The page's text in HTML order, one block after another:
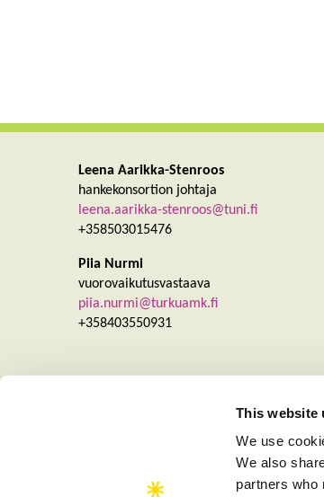
This website
We use
We also
partners who
Leena Aarikka-Stenroos
hankekonsortion johtaja
leena.aarikka-stenroos@tuni.fi
+358503015476
Piia Nurmi
vuorovaikutusvastaava
piia.nurmi@turkuamk.fi
+358403550931